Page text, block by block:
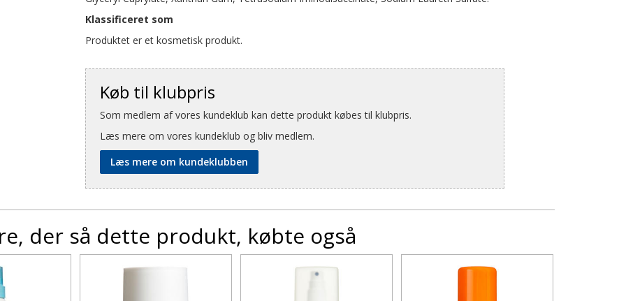
Klassificeret som
Produktet er et kosmetisk produkt.
Køb til klubpris
Som medlem af vores kundeklub kan dette produkt købes til klubpris.
Læs mere om vores kundeklub og bliv medlem.
Læs mere om kundeklubben
der så dette produkt, købte også